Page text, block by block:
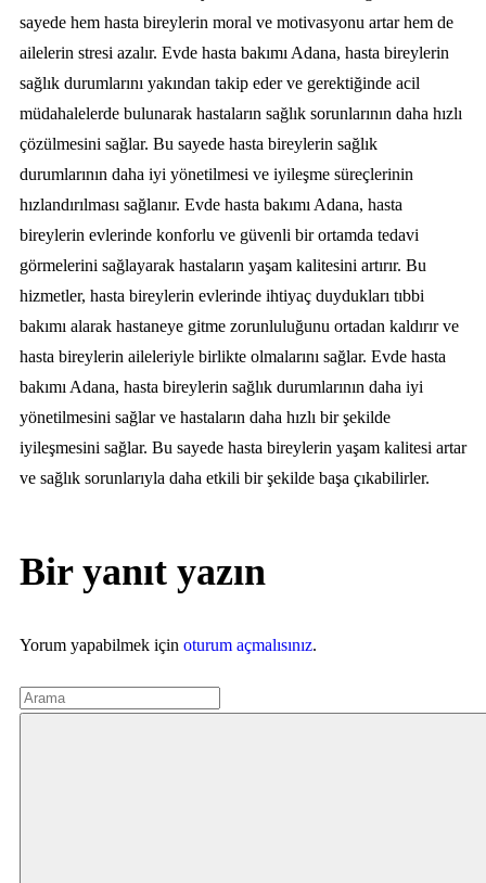
sayede hem hasta bireylerin moral ve motivasyonu artar hem de
ailelerin stresi azalır. Evde hasta bakımı Adana, hasta bireylerin
sağlık durumlarını yakından takip eder ve gerektiğinde acil
müdahalelerde bulunarak hastaların sağlık sorunlarının daha hızlı
çözülmesini sağlar. Bu sayede hasta bireylerin sağlık
durumlarının daha iyi yönetilmesi ve iyileşme süreçlerinin
hızlandırılması sağlanır. Evde hasta bakımı Adana, hasta
bireylerin evlerinde konforlu ve güvenli bir ortamda tedavi
görmelerini sağlayarak hastaların yaşam kalitesini artırır. Bu
hizmetler, hasta bireylerin evlerinde ihtiyaç duydukları tıbbi
bakımı alarak hastaneye gitme zorunluluğunu ortadan kaldırır ve
hasta bireylerin aileleriyle birlikte olmalarını sağlar. Evde hasta
bakımı Adana, hasta bireylerin sağlık durumlarının daha iyi
yönetilmesini sağlar ve hastaların daha hızlı bir şekilde
iyileşmesini sağlar. Bu sayede hasta bireylerin yaşam kalitesi artar
ve sağlık sorunlarıyla daha etkili bir şekilde başa çıkabilirler.
Bir yanıt yazın
Yorum yapabilmek için oturum açmalısınız.